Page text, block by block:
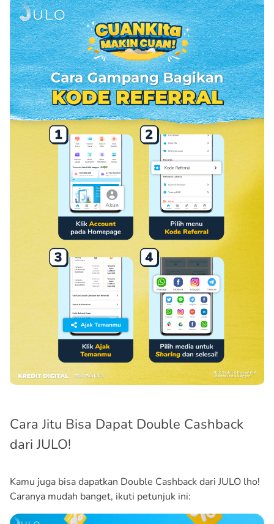
Cara Jitu Bisa Dapat Double Cashback
dari JULO!
Kamu juga bisa dapatkan Double Cashback dari JULO lho!
Caranya mudah banget, ikuti petunjuk ini: